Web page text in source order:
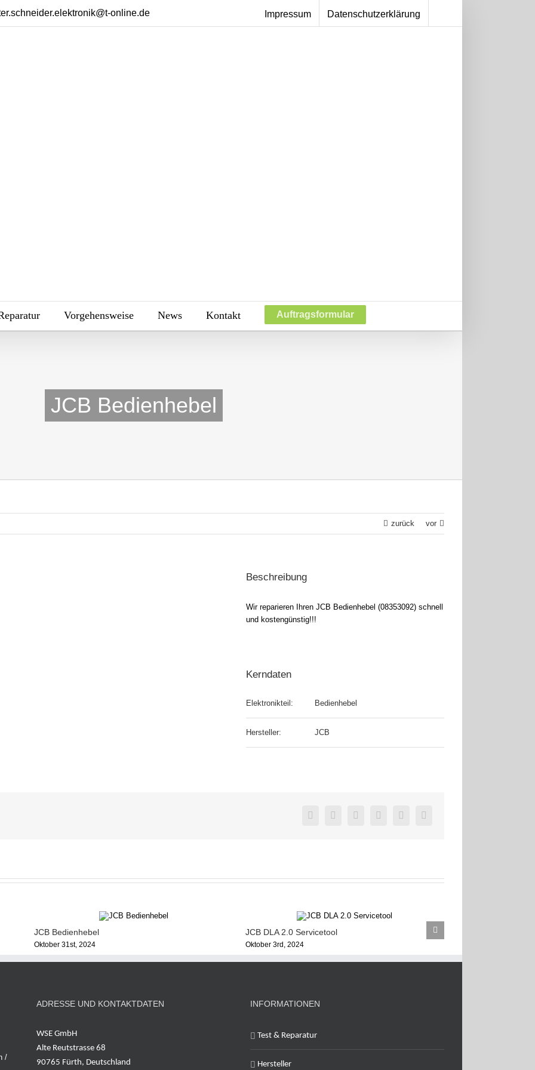
online.de Impressum Datenschutzerklärung
Vorgehensweise News Kontakt Auftragsformular
JCB Bedienhebel
zurück vor
Beschreibung
Wir reparieren Ihren JCB Bedienhebel (08353092) schnell
und kostengünstig!!!
Kerndaten
Elektronikteil: Bedienhebel
Hersteller: JCB
Facebook
X RedditLinkedInPinterestVk
JCB Bedienhebel
Oktober 31st, 2024
JCB DLA 2.0 Servicetool
Oktober 3rd, 2024
/
ADRESSE UND KONTAKTDATEN
WSE GmbH
Alte Reutstrasse 68
90765 Fürth, Deutschland
INFORMATIONEN
Test & Reparatur
Hersteller